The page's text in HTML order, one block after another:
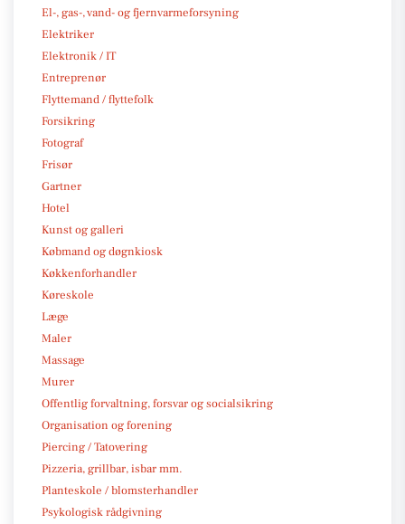
El-, gas-, vand- og fjernvarmeforsyning
Elektriker
Elektronik / IT
Entreprenør
Flyttemand / flyttefolk
Forsikring
Fotograf
Frisør
Gartner
Hotel
Kunst og galleri
Købmand og døgnkiosk
Køkkenforhandler
Køreskole
Læge
Maler
Massage
Murer
Offentlig forvaltning, forsvar og socialsikring
Organisation og forening
Piercing / Tatovering
Pizzeria, grillbar, isbar mm.
Planteskole / blomsterhandler
Psykologisk rådgivning